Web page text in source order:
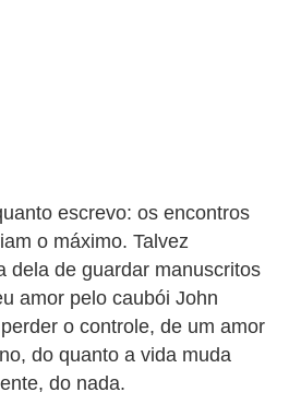
escrevo: os encontros
o máximo. Talvez
dela de guardar manuscritos
amor pelo caubói John
o controle, de um amor
do quanto a vida muda
do nada.